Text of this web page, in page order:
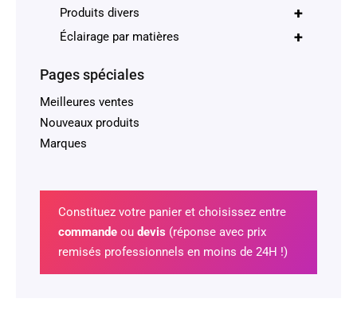
+
Produits divers
+
Éclairage par matières
Pages spéciales
Meilleures ventes
Nouveaux produits
Marques
Constituez votre panier et choisissez entre
commandeou devis (réponse avec prix
remisés professionnels en moins de 24H !)